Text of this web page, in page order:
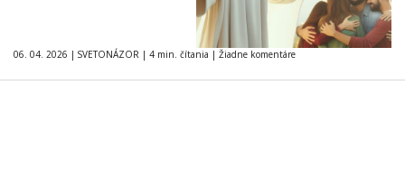
06. 04. 2026 | SVETONÁZOR | 4 min. čítania | Žiadne komentáre